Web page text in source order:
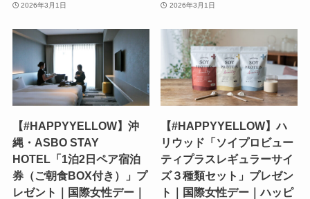
2026年3月1日 2026年3月1日
【#HAPPYYELLOW】沖
縄・ASBO STAY
HOTEL「1泊2日ペア宿泊
券（ご朝食BOX付き）」プ
レゼント｜国際女性デー｜
【#HAPPYYELLOW】ハ
リウッド「ソイプロビュー
ティプラスレギュラーサイ
ズ３種類セット」プレゼン
ト｜国際女性デー｜ハッピ